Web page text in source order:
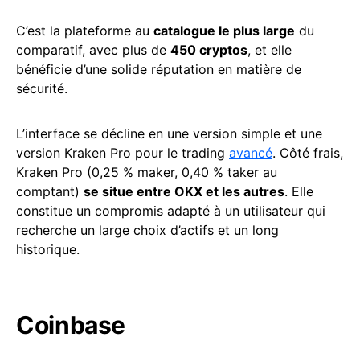
C’est la plateforme au catalogue le plus large du
comparatif, avec plus de 450 cryptos, et elle
bénéficie d’une solide réputation en matière de
sécurité.
L’interface se décline en une version simple et une
version Kraken Pro pour le trading avancé. Côté frais,
Kraken Pro (0,25 % maker, 0,40 % taker au
comptant) se situe entre OKX et les autres. Elle
constitue un compromis adapté à un utilisateur qui
recherche un large choix d’actifs et un long
historique.
Coinbase